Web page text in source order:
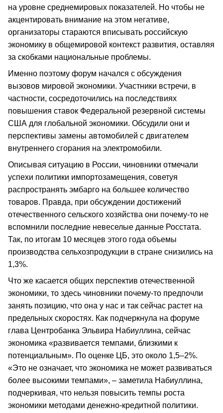
на уровне среднемировых показателей. Но чтобы не
акцентировать внимание на этом негативе,
организаторы стараются вписывать российскую
экономику в общемировой контекст развития, оставляя
за скобками национальные проблемы.
Именно поэтому форум начался с обсуждения
вызовов мировой экономики. Участники встречи, в
частности, сосредоточились на последствиях
повышения ставок Федеральной резервной системы
США для глобальной экономики. Обсудили они и
перспективы замены автомобилей с двигателем
внутреннего сгорания на электромобили.
Описывая ситуацию в России, чиновники отмечали
успехи политики импортозамещения, советуя
распространять эмбарго на большее количество
товаров. Правда, при обсуждении достижений
отечественного сельского хозяйства они почему-то не
вспомнили последние невеселые данные Росстата.
Так, по итогам 10 месяцев этого года объемы
производства сельхозпродукции в стране снизились на
1,3%.
Что же касается общих перспектив отечественной
экономики, то здесь чиновники почему-то предпочли
занять позицию, что она у нас и так сейчас растет на
предельных скоростях. Как подчеркнула на форуме
глава Центробанка Эльвира Набиуллина, сейчас
экономика «развивается темпами, близкими к
потенциальным». По оценке ЦБ, это около 1,5–2%.
«Это не означает, что экономика не может развиваться
более высокими темпами», – заметила Набиуллина,
подчеркивая, что нельзя повысить темпы роста
экономики методами денежно-кредитной политики.